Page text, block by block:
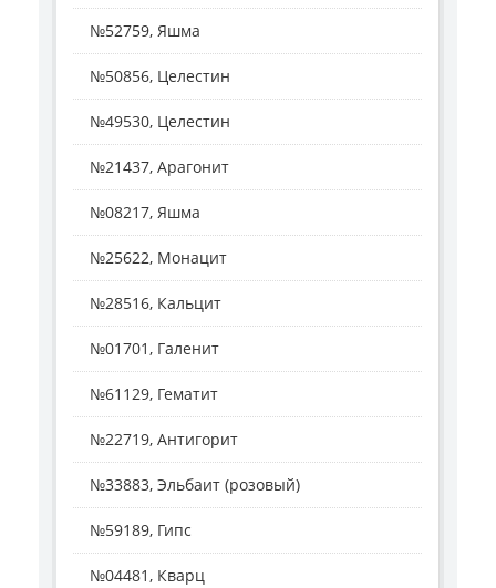
№52759, Яшма
№50856, Целестин
№49530, Целестин
№21437, Арагонит
№08217, Яшма
№25622, Монацит
№28516, Кальцит
№01701, Галенит
№61129, Гематит
№22719, Антигорит
№33883, Эльбаит (розовый)
№59189, Гипс
№04481, Кварц